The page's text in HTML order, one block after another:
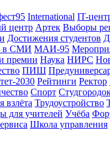
International IT-
центр Артек Выборы
Достижения студентов
СМИ МАИ-95
премии Наука НИРС
ПИШ
2030 Рейтинги Ректор
Спорт
взлёта Трудоустройство
для учителей Учёба
Школа управления